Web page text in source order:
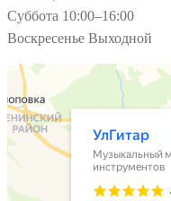
Суббота 10:00–16:00
Воскресенье Выходной